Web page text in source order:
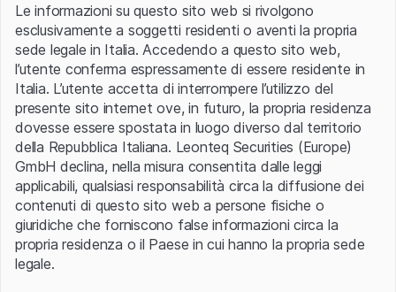
Errore del server.
Le informazioni su questo sito web si rivolgono
esclusivamente a soggetti residenti o aventi la propria
sede legale in Italia. Accedendo a questo sito web,
l’utente conferma espressamente di essere residente in
Italia. L’utente accetta di interrompere l’utilizzo del
presente sito internet ove, in futuro, la propria residenza
dovesse essere spostata in luogo diverso dal territorio
della Repubblica Italiana. Leonteq Securities (Europe)
GmbH declina, nella misura consentita dalle leggi
applicabili, qualsiasi responsabilità circa la diffusione dei
contenuti di questo sito web a persone fisiche o
giuridiche che forniscono false informazioni circa la
propria residenza o il Paese in cui hanno la propria sede
legale.